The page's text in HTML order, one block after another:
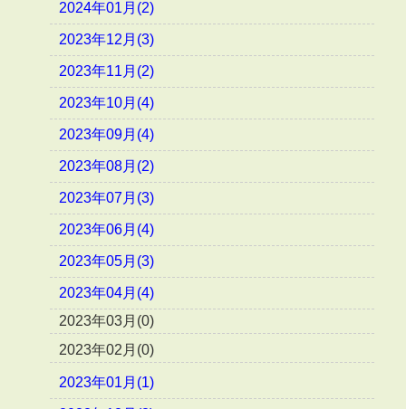
2024年01月(2)
2023年12月(3)
2023年11月(2)
2023年10月(4)
2023年09月(4)
2023年08月(2)
2023年07月(3)
2023年06月(4)
2023年05月(3)
2023年04月(4)
2023年03月(0)
2023年02月(0)
2023年01月(1)